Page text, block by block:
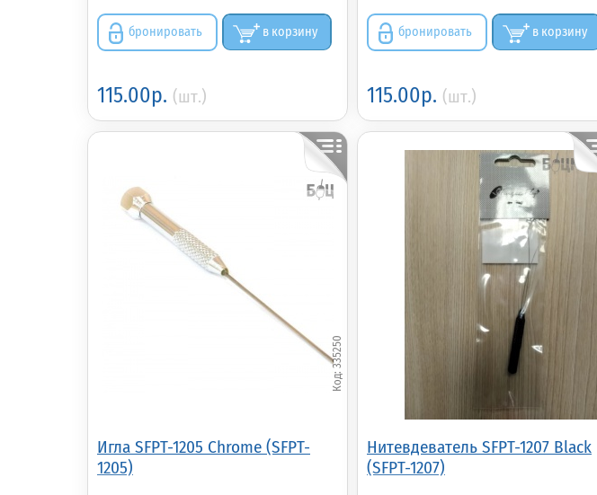
бронировать в корзину
115.00р. (шт.)
бронировать в корзину
115.00р. (шт.)
Игла SFPT-1205 Chrome (SFPT-
1205)
335250
Нитевдеватель SFPT-1207 Black
(SFPT-1207)